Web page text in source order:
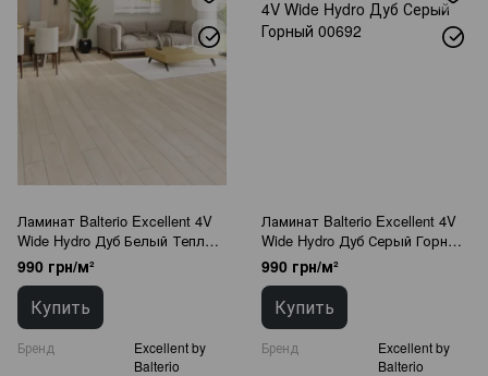
Ламинат Balterio Excellent 4V
Wide Hydro Дуб Белый Теплый
00690
990 грн/м²
Купить
Бренд
Excellent by
Balterio
Ламинат Balterio Excellent 4V
Wide Hydro Дуб Серый Горный
00692
990 грн/м²
Купить
Бренд
Excellent by
Balterio